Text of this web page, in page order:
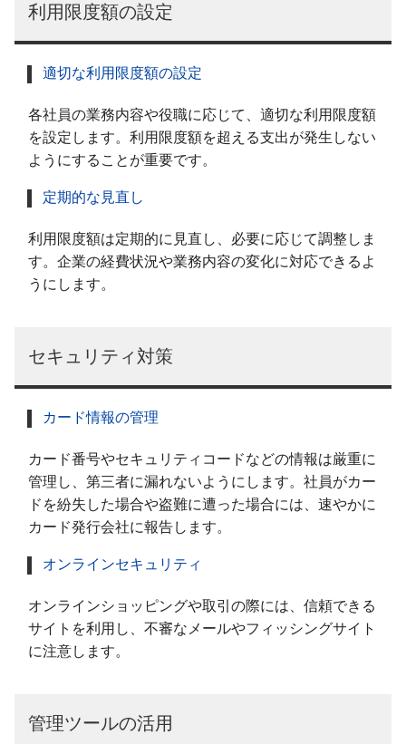
利用限度額の設定
適切な利用限度額の設定
各社員の業務内容や役職に応じて、適切な利用限度額
を設定します。利用限度額を超える支出が発生しない
ようにすることが重要です。
定期的な見直し
利用限度額は定期的に見直し、必要に応じて調整しま
す。企業の経費状況や業務内容の変化に対応できるよ
うにします。
セキュリティ対策
カード情報の管理
カード番号やセキュリティコードなどの情報は厳重に
管理し、第三者に漏れないようにします。社員がカー
ドを紛失した場合や盗難に遭った場合には、速やかに
カード発行会社に報告します。
オンラインセキュリティ
オンラインショッピングや取引の際には、信頼できる
サイトを利用し、不審なメールやフィッシングサイト
に注意します。
管理ツールの活用